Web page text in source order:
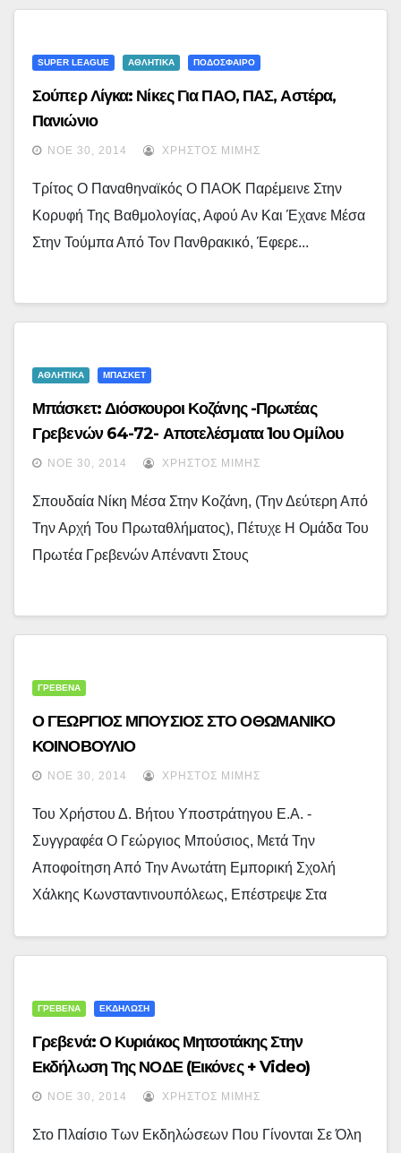
SUPER LEAGUE ΑΘΛΗΤΙΚΑ ΠΟΔΟΣΦΑΙΡΟ
Σούπερ Λίγκα: Νίκες Για ΠΑΟ, ΠΑΣ, Αστέρα,
Πανιώνιο
ΝΟΈ 30, 2014 ΧΡΉΣΤΟΣ ΜΊΜΗΣ
Τρίτος Ο Παναθηναϊκός Ο ΠΑΟΚ Παρέμεινε Στην
Κορυφή Της Βαθμολογίας, Αφού Αν Και Έχανε Μέσα
Στην Τούμπα Από Τον Πανθρακικό, Έφερε...
ΑΘΛΗΤΙΚΑ ΜΠΑΣΚΕΤ
Μπάσκετ: Διόσκουροι Κοζάνης -Πρωτέας
Γρεβενών 64-72- Αποτελέσματα 1ου Ομίλου
Βορρά (8η Αγωνιστική)
ΝΟΈ 30, 2014 ΧΡΉΣΤΟΣ ΜΊΜΗΣ
Σπουδαία Νίκη Μέσα Στην Κοζάνη, (την Δεύτερη Από
Την Αρχή Του Πρωταθλήματος), Πέτυχε Η Ομάδα Του
Πρωτέα Γρεβενών Απέναντι Στους
ΓΡΕΒΕΝΑ
Ο ΓΕΩΡΓΙΟΣ ΜΠΟΥΣΙΟΣ ΣΤΟ ΟΘΩΜΑΝΙΚΟ
ΚΟΙΝΟΒΟΥΛΙΟ
ΝΟΈ 30, 2014 ΧΡΉΣΤΟΣ ΜΊΜΗΣ
Του Χρήστου Δ. Βήτου Υποστράτηγου Ε.α. -
Συγγραφέα Ο Γεώργιος Μπούσιος, Μετά Την
Αποφοίτηση Από Την Ανωτάτη Εμπορική Σχολή
Χάλκης Κωνσταντινουπόλεως, Επέστρεψε Στα
ΓΡΕΒΕΝΑ ΕΚΔΗΛΩΣΗ
Γρεβενά: Ο Κυριάκος Μητσοτάκης Στην
Εκδήλωση Της ΝΟΔΕ (εικόνες + Video)
ΝΟΈ 30, 2014 ΧΡΉΣΤΟΣ ΜΊΜΗΣ
Στο Πλαίσιο Των Εκδηλώσεων Που Γίνονται Σε Όλη